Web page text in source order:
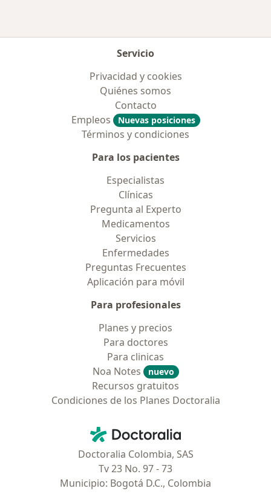
Servicio
Privacidad y cookies
Quiénes somos
Contacto
Empleos
Nuevas posiciones
Términos y condiciones
Para los pacientes
Especialistas
Clínicas
Pregunta al Experto
Medicamentos
Servicios
Enfermedades
Preguntas Frecuentes
Aplicación para móvil
Para profesionales
Planes y precios
Para doctores
Para clinicas
Noa Notes
nuevo
Recursos gratuitos
Condiciones de los Planes Doctoralia
Doctoralia - Página de inicio
Doctoralia Colombia, SAS
Tv 23 No. 97 - 73
Municipio: Bogotá D.C., Colombia